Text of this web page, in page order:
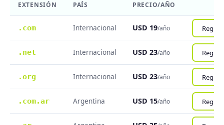
EXTENSIÓN PAÍS PRECIO/AÑO
.com Internacional USD 19/año
.net Internacional USD 23/año
.org Internacional USD 23/año
.com.ar Argentina USD 15/año